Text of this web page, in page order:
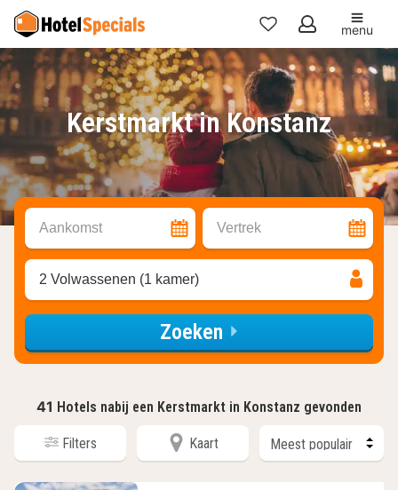
Mijn
favorieten
menu
Kerstmarkt in Konstanz
Aankomst Vertrek
2 Volwassenen (1 kamer)
Zoeken
41 Hotels nabij een Kerstmarkt in Konstanz gevonden
Filters Kaart